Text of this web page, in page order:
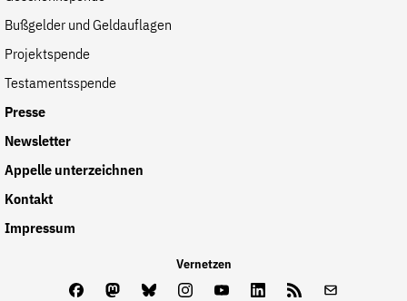
Bußgelder und Geldauflagen
Projektspende
Testamentsspende
Presse
Newsletter
Appelle unterzeichnen
Kontakt
Impressum
Vernetzen
FacebookMastodon
BlueskyInstagram
YoutubeLinkedInFeed